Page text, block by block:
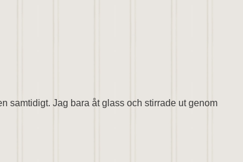
samtidigt. Jag bara åt glass och stirrade ut genom